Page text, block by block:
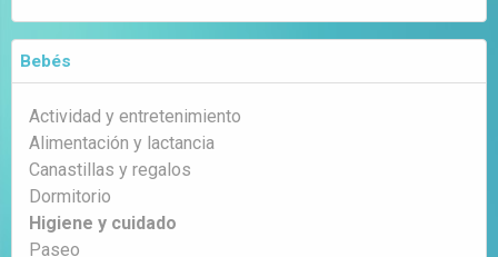
Bebés
Actividad y entretenimiento
Alimentación y lactancia
Canastillas y regalos
Dormitorio
Higiene y cuidado
Paseo